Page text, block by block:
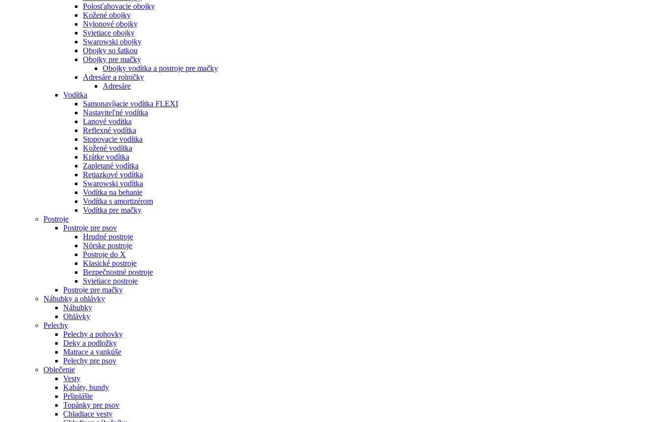
Polosťahovacie obojky
Kožené obojky
Nylonové obojky
Svietiace obojky
Swarowski obojky
Obojky so šatkou
Obojky pre mačky
Obojky vodítka a postroje pre mačky
Adresáre a rolničky
Adresáre
Vodítka
Samonavíjacie vodítka FLEXI
Nastaviteľné vodítka
Lanové vodítka
Reflexné vodítka
Stopovacie vodítka
Kožené vodítka
Krátke vodítka
Zapletané vodítka
Retiazkové vodítka
Swarowski vodítka
Vodítka na behanie
Vodítka s amortizérom
Vodítka pre mačky
Postroje
Postroje pre psov
Hrudné postroje
Nórske postroje
Postroje do X
Klasické postroje
Bezpečnostné postroje
Svietiace postroje
Postroje pre mačky
Náhubky a ohlávky
Náhubky
Ohlávky
Pelechy
Pelechy a pohovky
Deky a podložky
Matrace a vankúše
Pelechy pre psov
Oblečenie
Vesty
Kabáty, bundy
Pršiplášte
Topánky pre psov
Chladiace vesty